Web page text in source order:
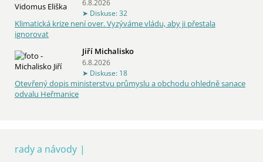
6.8.2026
Diskuse: 32
Klimatická krize není over. Vyzýváme vládu, aby ji přestala
ignorovat
Jiří Michalisko
6.8.2026
Diskuse: 18
Otevřený dopis ministerstvu průmyslu a obchodu ohledně sanace
odvalu Heřmanice
rady a návody